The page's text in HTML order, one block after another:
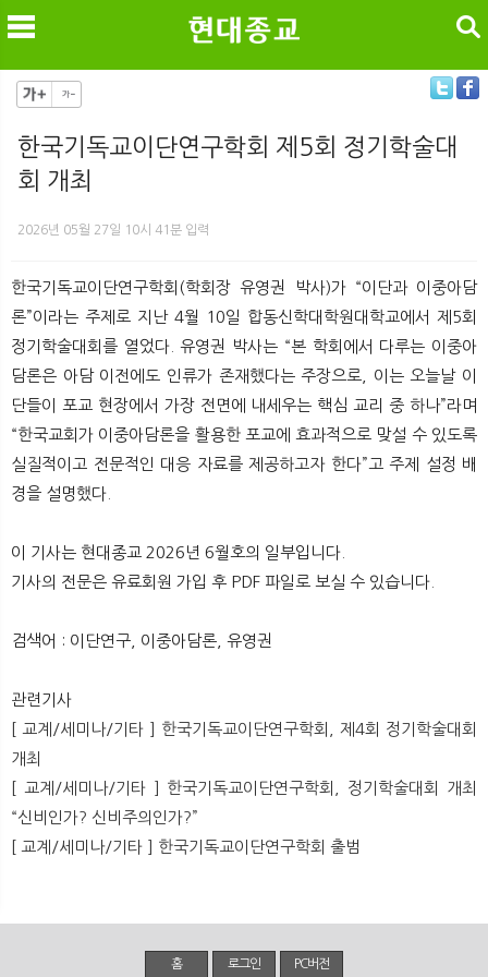
메
뉴
검색
한국기독교이단연구학회 제5회 정기학술대
회 개최
2026년 05월 27일 10시 41분 입력
한국기독교이단연구학회(학회장 유영권 박사)가 “이단과 이중아담
론”이라는 주제로 지난 4월 10일 합동신학대학원대학교에서 제5회
정기학술대회를 열었다. 유영권 박사는 “본 학회에서 다루는 이중아
담론은 아담 이전에도 인류가 존재했다는 주장으로, 이는 오늘날 이
단들이 포교 현장에서 가장 전면에 내세우는 핵심 교리 중 하나”라며
“한국교회가 이중아담론을 활용한 포교에 효과적으로 맞설 수 있도록
실질적이고 전문적인 대응 자료를 제공하고자 한다”고 주제 설정 배
경을 설명했다.
이 기사는 현대종교 2026년 6월호의 일부입니다.
기사의 전문은 유료회원 가입 후 PDF 파일로 보실 수 있습니다.
검색어 : 이단연구, 이중아담론, 유영권
관련기사
[ 교계/세미나/기타 ] 한국기독교이단연구학회, 제4회 정기학술대회
개최
[ 교계/세미나/기타 ] 한국기독교이단연구학회, 정기학술대회 개최
“신비인가? 신비주의인가?”
[ 교계/세미나/기타 ] 한국기독교이단연구학회 출범
홈 로그인 PC버전